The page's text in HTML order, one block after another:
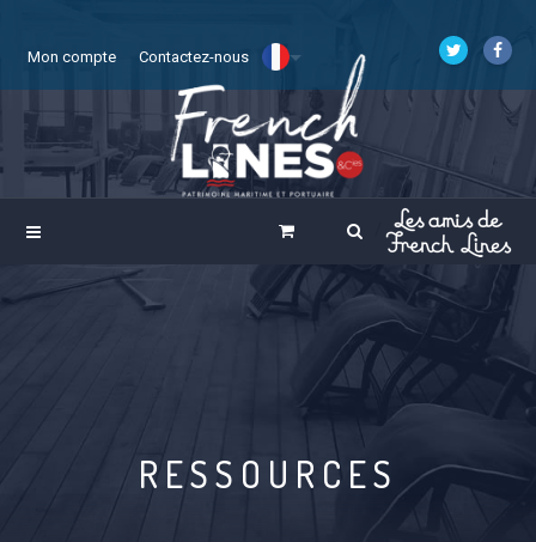
Mon compte Contactez-nous
RESSOURCES